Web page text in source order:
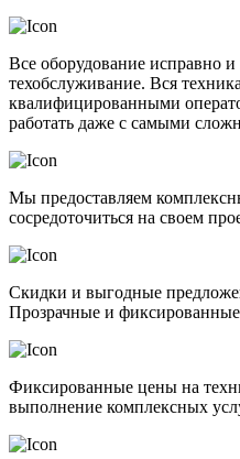
Все оборудование исправно и
техобслуживание. Вся
квалифицированными
работать даже с самыми
Мы предоставляем
сосредоточиться на своем
Скидки и выгодные
Прозрачные и
Фиксированные цены на
выполнение комплексных